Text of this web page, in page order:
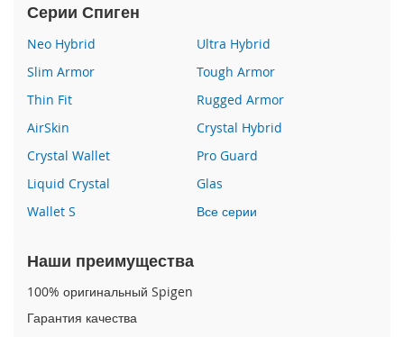
e
7
P
h
o
n
1
6
P
o
a
Серии Спиген
Neo Hybrid
Ultra Hybrid
Slim Armor
Tough Armor
Thin Fit
Rugged Armor
AirSkin
Crystal Hybrid
Crystal Wallet
Pro Guard
Liquid Crystal
Glas
Wallet S
Все серии
Наши преимущества
100% оригинальный Spigen
Гарантия качества